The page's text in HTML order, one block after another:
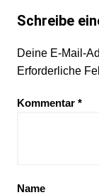
Schreibe
Deine E-Mail-
Erforderliche
Kommentar *
Name